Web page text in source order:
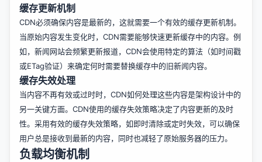
缓存更新机制
CDN必须确保内容是最新的，这就需要一个有效的缓存更新机制。
当原始内容发生变化时，CDN需要能够快速更新缓存中的内容。例
如，新闻网站会频繁更新报道，CDN会使用特定的算法（如时间戳
或ETag验证）来确定何时需要替换缓存中的旧新闻内容。
缓存失效处理
当内容不再有效或过时时，CDN如何处理这些内容是架构设计中的
另一关键方面。CDN使用的缓存失效策略决定了内容更新的及时
性。采用有效的缓存失效策略，如即时清除或定时失效，可以确保
用户总是接收到最新的内容，同时也减轻了原始服务器的压力。
负载均衡机制